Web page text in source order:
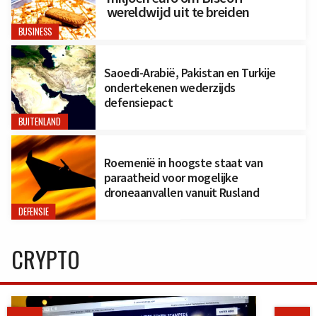
BUSINESS
wereldwijd uit te breiden
BUITENLAND
Saoedi-Arabië, Pakistan en Turkije
ondertekenen wederzijds
defensiepact
DEFENSIE
Roemenië in hoogste staat van
paraatheid voor mogelijke
droneaanvallen vanuit Rusland
CRYPTO